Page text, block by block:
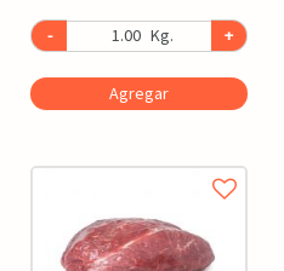
- Kg. +
Agregar